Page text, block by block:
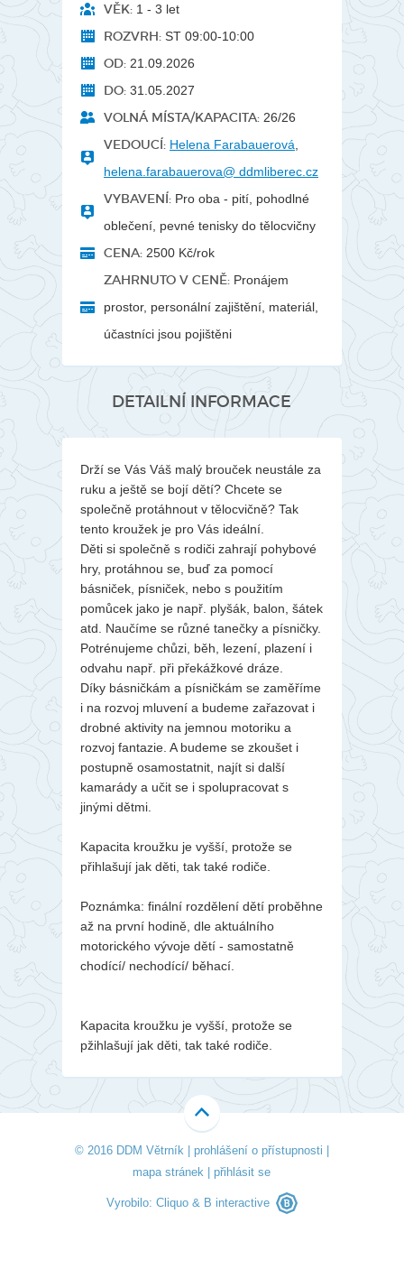
VĚK: 1 - 3 let
ROZVRH: ST 09:00-10:00
OD: 21.09.2026
DO: 31.05.2027
VOLNÁ MÍSTA/KAPACITA: 26/26
VEDOUCÍ: Helena Farabauerová
helena.farabauerova@ ddmliberec.cz
VYBAVENÍ: Pro oba - pití, pohodlné
oblečení, pevné tenisky do tělocvičny
CENA: 2500 Kč/rok
ZAHRNUTO V CENĚ: Pronájem
prostor, personální zajištění, materiál,
účastníci jsou pojištěni
DETAILNÍ INFORMACE
Drží se Vás Váš malý brouček neustále za
ruku a ještě se bojí dětí? Chcete se
společně protáhnout v tělocvičně? Tak
tento kroužek je pro Vás ideální.
Děti si společně s rodiči zahrají pohybové
hry, protáhnou se, buď za pomocí
básniček, písniček, nebo s použitím
pomůcek jako je např. plyšák, balon, šátek
atd. Naučíme se různé tanečky a písničky.
Potrénujeme chůzi, běh, lezení, plazení i
odvahu např. při překážkové dráze.
Díky básničkám a písničkám se zaměříme
i na rozvoj mluvení a budeme zařazovat i
drobné aktivity na jemnou motoriku a
rozvoj fantazie. A budeme se zkoušet i
postupně osamostatnit, najít si další
kamarády a učit se i spolupracovat s
jinými dětmi.
Kapacita kroužku je vyšší, protože se
přihlašují jak děti, tak také rodiče.
Poznámka: finální rozdělení dětí proběhne
až na první hodině, dle aktuálního
motorického vývoje dětí - samostatně
chodící/ nechodící/ běhací.
Kapacita kroužku je vyšší, protože se
pžihlašují jak děti, tak také rodiče.
© 2016 DDM Větrník | prohlášení o přístupnosti
mapa stránek |přihlásit se
Vyrobilo:Cliquo & B interactive